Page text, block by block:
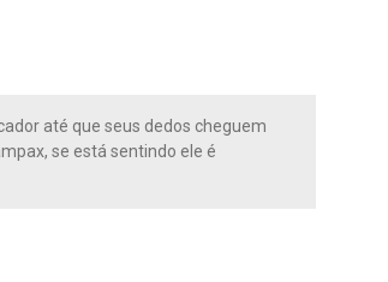
até que seus dedos cheguem
se está sentindo ele é